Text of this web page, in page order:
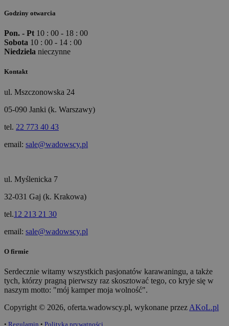
Godziny otwarcia
Pon. - Pt 10 : 00 - 18 : 00
Sobota 10 : 00 - 14 : 00
Niedziela nieczynne
Kontakt
ul. Mszczonowska 24
05-090 Janki (k. Warszawy)
tel. 22 773 40 43
email: sale@wadowscy.pl
ul. Myślenicka 7
32-031 Gaj (k. Krakowa)
tel.12 213 21 30
email: sale@wadowscy.pl
O firmie
Serdecznie witamy wszystkich pasjonatów karawaningu, a także
tych, którzy pragną pierwszy raz skosztować tego, co kryje się w
naszym motto: "mój kamper moja wolność".
Copyright © 2026, oferta.wadowscy.pl, wykonane przez AKoL.pl
• Regulamin • Polityka prywatności